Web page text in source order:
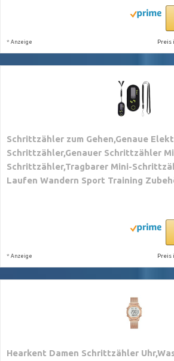
* Anzeige Preis
Schrittzähler zum Gehen,Genaue
Schrittzähler,Genauer Schrittzähler
Schrittzähler,Tragbarer Mini-
Laufen Wandern Sport Training
* Anzeige Preis
Hearkent Damen Schrittzähler